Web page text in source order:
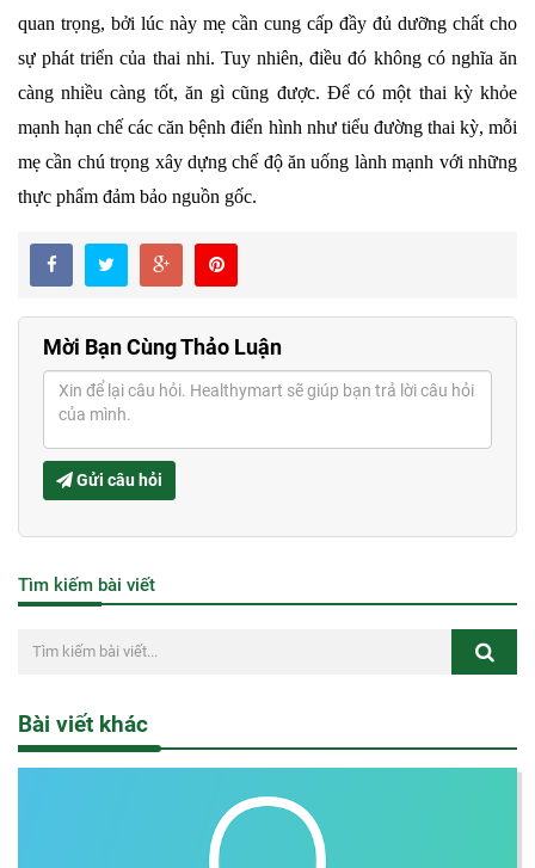
quan trọng, bởi lúc này mẹ cần cung cấp đầy đủ dưỡng chất cho
sự phát triển của thai nhi. Tuy nhiên, điều đó không có nghĩa ăn
càng nhiều càng tốt, ăn gì cũng được. Để có một thai kỳ khỏe
mạnh hạn chế các căn bệnh điển hình như tiểu đường thai kỳ, mỗi
mẹ cần chú trọng xây dựng chế độ ăn uống lành mạnh với những
thực phẩm đảm bảo nguồn gốc.
Mời Bạn Cùng Thảo Luận
Gửi câu hỏi
Tìm kiếm bài viết
Bài viết khác